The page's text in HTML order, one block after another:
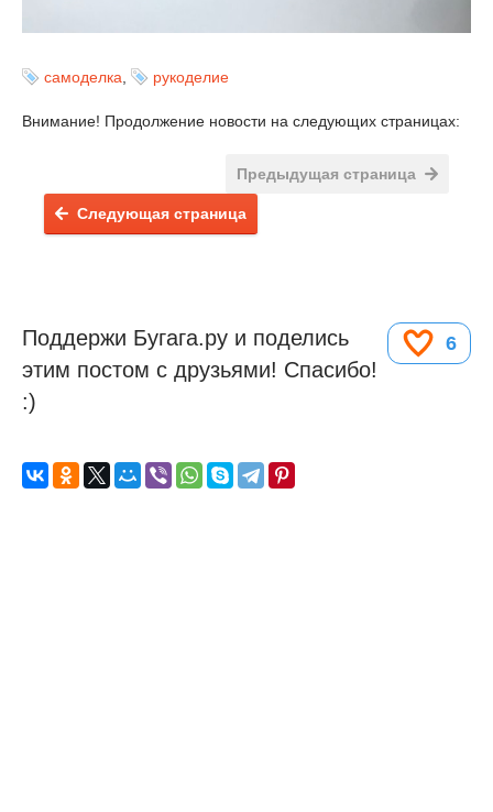
самоделка, рукоделие
Внимание! Продолжение новости на следующих страницах:
Предыдущая страница
Следующая страница
6
Поддержи Бугага.ру и поделись
этим постом с друзьями! Спасибо!
:)